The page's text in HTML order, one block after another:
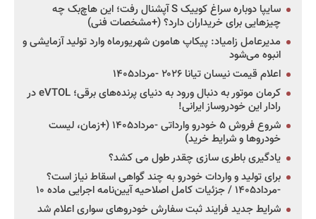
سایپا دوباره سراغ کوییک S آپشنال رفت؛ این هاچ‌بک چه
چیزهایی برای خریداران دارد؟ (+مشخصات فنی)
مدیرعامل زامیاد: پیکاپ هامون شهریورماه وارد تولید آزمایشی و
انبوه می‌شود
اعلام قیمت نیسان تیانا ۲۰۲۶ -مرداد۱۴۰۵
کرمان موتور به دنبال ورود به دنیای پرنده‌های برقی؛ eVTOL در
رادار این خودروساز ایرانی!
شروع فروش ۵ خودرو وارداتی -مرداد۱۴۰۵ (+زمان، لیست
خودروها و شرایط خرید)
یادگیری باطری سازی چقدر طول می کشد؟
برای تولید و واردات خودرو به چند گواهی اسقاط نیاز است؟
-مرداد۱۴۰۵ / جزئیات کامل اصلاحیه آیین‌نامه اجرایی ماده ۱۰
شرایط جدید فرایند ثبت سفارش خودروهای سواری اعلام شد